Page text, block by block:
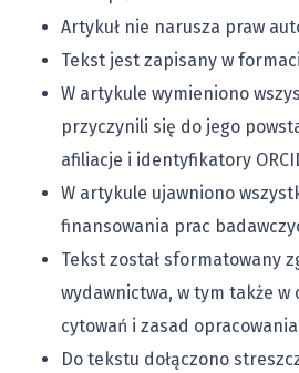
Artykuł nie narusza praw
Tekst jest zapisany w
W artykule wymieniono
przyczynili się do jego
afiliacje i identyfikatory
W artykule ujawniono
finansowania prac
Tekst został sformatowany
wydawnictwa, w tym także
cytowań i zasad
Do tekstu dołączono